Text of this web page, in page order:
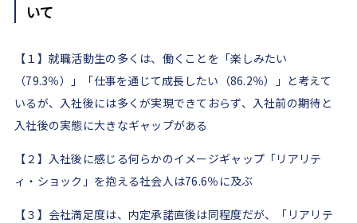
いて
【１】就職活動生の多くは、働くことを「楽しみたい
（79.3％）」「仕事を通じて成長したい（86.2％）」と考えて
いるが、入社後には多くが実現できておらず、入社前の期待と
入社後の実態に大きなギャップがある
【２】入社後に感じる何らかのイメージギャップ「リアリテ
ィ・ショック」を抱える社会人は76.6％に及ぶ
【３】会社満足度は、内定承諾直後は同程度だが、「リアリテ